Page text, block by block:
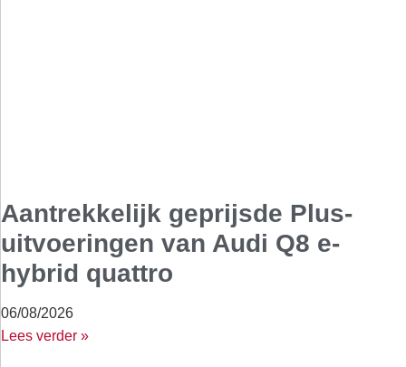
Aantrekkelijk geprijsde Plus-
uitvoeringen van Audi Q8 e-
hybrid quattro
06/08/2026
Lees verder »